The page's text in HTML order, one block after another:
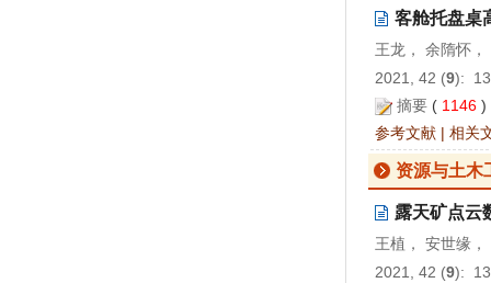
客舱托盘桌
王龙， 余隋怀
2021, 42 (9):
摘要 ( 1146
参考文献 | 相关
资源与土木
露天矿点云
王植， 安世缘
2021, 42 (9):